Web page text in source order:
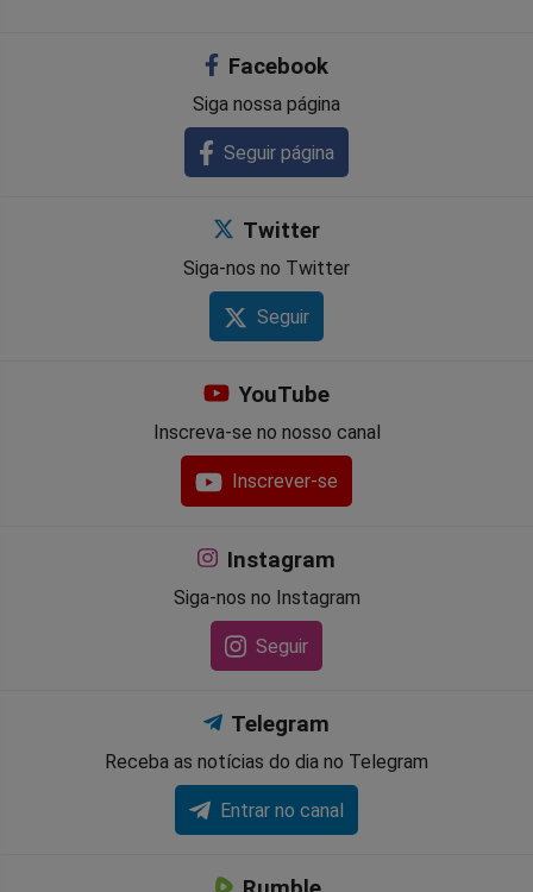
Facebook
Siga nossa página
Seguir página
Twitter
Siga-nos no Twitter
Seguir
YouTube
Inscreva-se no nosso canal
Inscrever-se
Instagram
Siga-nos no Instagram
Seguir
Telegram
Receba as notícias do dia no Telegram
Entrar no canal